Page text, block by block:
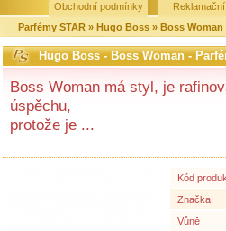
Obchodní podmínky
Parfémy STAR » Hugo Boss » Boss Woman
Hugo Boss - Boss Woman -
Boss Woman má styl, je
úspěchu,
protože je ...
Kód
Značka
Vůně